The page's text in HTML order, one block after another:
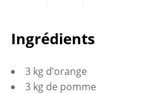
sur
Google+
it
Ingrédients
3 kg d’orange
3 kg de pomme